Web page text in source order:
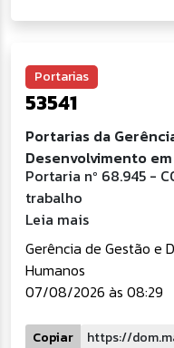
Portarias
53541
Portarias da
Desenvolvimento em
Portaria nº 68.945 -
trabalho
Leia mais
Gerência de Gestão e
Humanos
07/08/2026 às 08:29
Copiar